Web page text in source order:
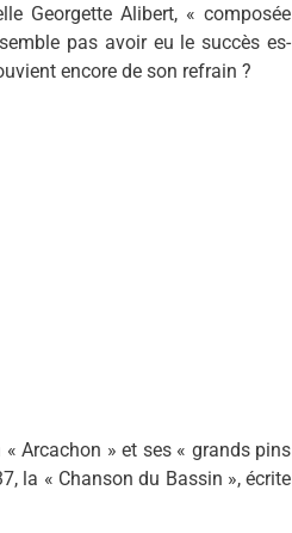
Georgette Alibert, « composée
pas avoir eu le succès es­
encore de son refrain ?
Arcachon » et ses « grands pins
la « Chanson du Bassin », écrite